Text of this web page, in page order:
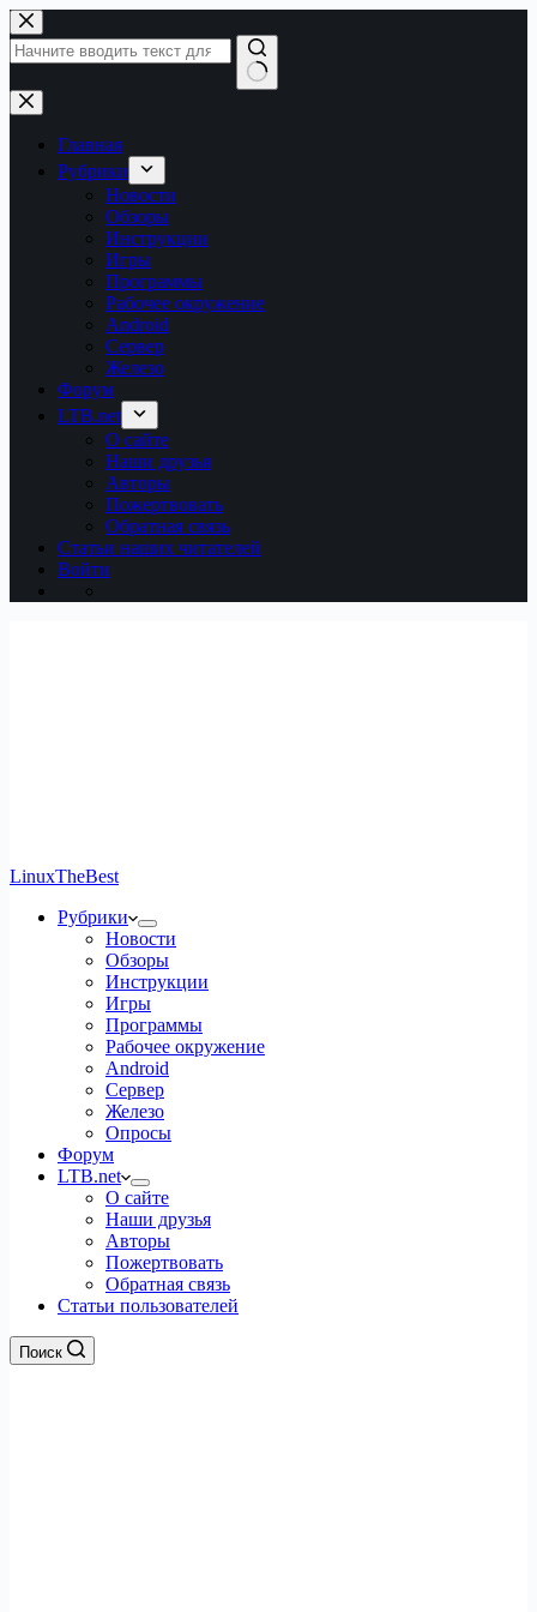
Перейти
к
сути
Ничего
не
найденоГлавная
Рубрики
Новости
Обзоры
Инструкции
Игры
Программы
Рабочее окружение
Android
Сервер
Железо
Форум
LTB.net
О сайте
Наши друзья
Авторы
Пожертвовать
Обратная связь
Статьи наших читателей
Войти
LinuxTheBest
Рубрики
Новости
Обзоры
Инструкции
Игры
Программы
Рабочее окружение
Android
Сервер
Железо
Опросы
Форум
LTB.net
О сайте
Наши друзья
Авторы
Пожертвовать
Обратная связь
Статьи пользователей
Поиск